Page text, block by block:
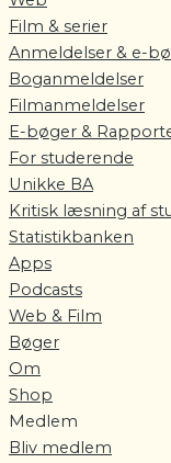
Film & serier
Anmeldelser & e-
Boganmeldelser
Filmanmeldelser
E-bøger &
For studerende
Unikke BA
Kritisk læsning af
Statistikbanken
Apps
Podcasts
Web & Film
Bøger
Om
Shop
Medlem
Bliv medlem